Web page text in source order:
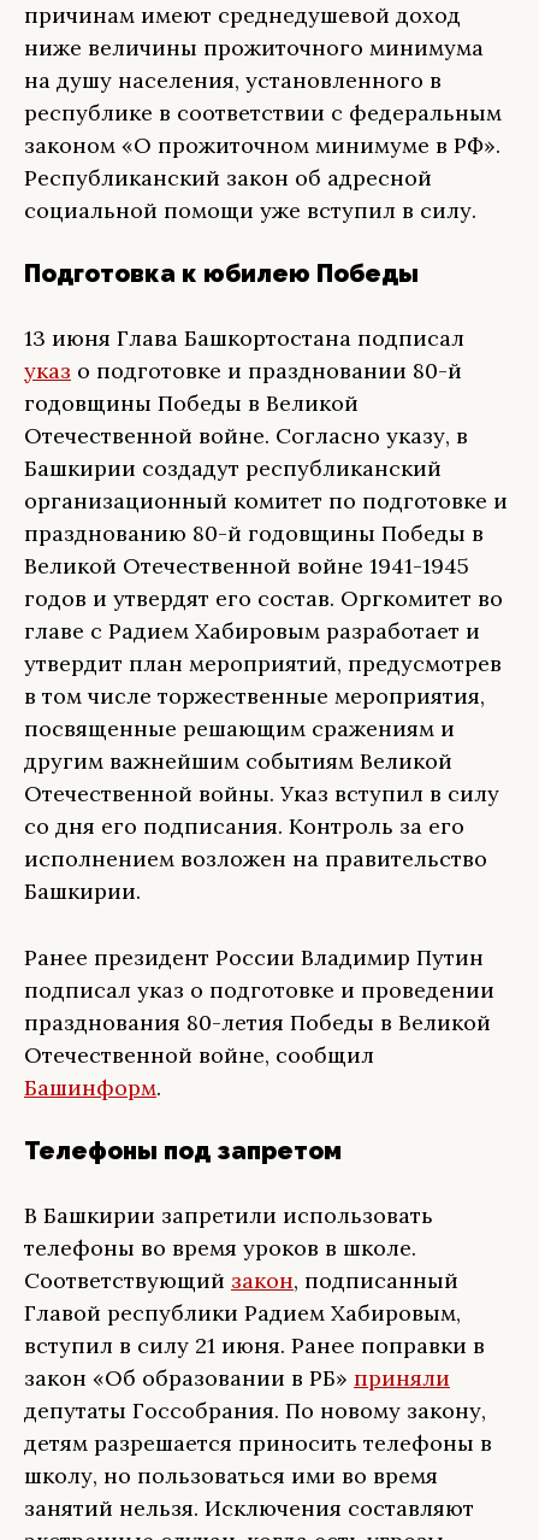
причинам имеют среднедушевой доход
ниже величины прожиточного минимума
на душу населения, установленного в
республике в соответствии с федеральным
законом «О прожиточном минимуме в РФ».
Республиканский закон об адресной
социальной помощи уже вступил в силу.
Подготовка к юбилею Победы
13 июня Глава Башкортостана подписал
указ о подготовке и праздновании 80-й
годовщины Победы в Великой
Отечественной войне. Согласно указу, в
Башкирии создадут республиканский
организационный комитет по подготовке и
празднованию 80-й годовщины Победы в
Великой Отечественной войне 1941-1945
годов и утвердят его состав. Оргкомитет во
главе с Радием Хабировым разработает и
утвердит план мероприятий, предусмотрев
в том числе торжественные мероприятия,
посвященные решающим сражениям и
другим важнейшим событиям Великой
Отечественной войны. Указ вступил в силу
со дня его подписания. Контроль за его
исполнением возложен на правительство
Башкирии.
Ранее президент России Владимир Путин
подписал указ о подготовке и проведении
празднования 80-летия Победы в Великой
Отечественной войне, сообщил
Башинформ.
Телефоны под запретом
В Башкирии запретили использовать
телефоны во время уроков в школе.
Соответствующий закон, подписанный
Главой республики Радием Хабировым,
вступил в силу 21 июня. Ранее поправки в
закон «Об образовании в РБ» приняли
депутаты Госсобрания. По новому закону,
детям разрешается приносить телефоны в
школу, но пользоваться ими во время
занятий нельзя. Исключения составляют